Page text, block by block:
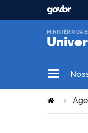
MINISTÉRIO DA